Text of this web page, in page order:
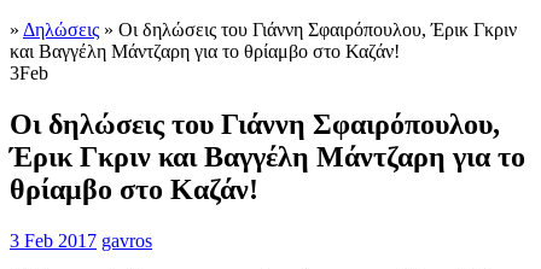
» Δηλώσεις » Οι δηλώσεις του Γιάννη Σφαιρόπουλου, Έρικ Γκριν
και Βαγγέλη Μάντζαρη για το θρίαμβο στο Καζάν!
3Feb
Οι δηλώσεις του Γιάννη Σφαιρόπουλου,
Έρικ Γκριν και Βαγγέλη Μάντζαρη για το
θρίαμβο στο Καζάν!
3 Feb 2017 gavros